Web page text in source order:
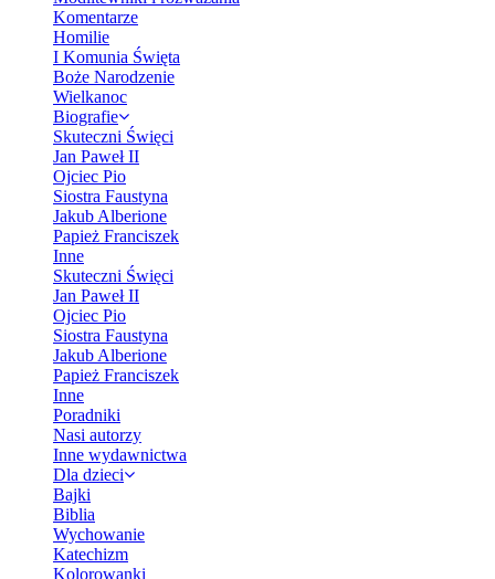
Komentarze
Homilie
I Komunia Święta
Boże Narodzenie
Wielkanoc
Biografie
Skuteczni Święci
Jan Paweł II
Ojciec Pio
Siostra Faustyna
Jakub Alberione
Papież Franciszek
Inne
Skuteczni Święci
Jan Paweł II
Ojciec Pio
Siostra Faustyna
Jakub Alberione
Papież Franciszek
Inne
Poradniki
Nasi autorzy
Inne wydawnictwa
Dla dzieci
Bajki
Biblia
Wychowanie
Katechizm
Kolorowanki